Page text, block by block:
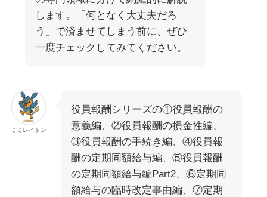
します。「何となく大丈夫だろ
う」で済ませてしまう前に、ぜひ
一度チェックしてみてください。
ミミレイドン
役員報酬シリーズの①役員報酬の
意義編、②役員報酬の損金性編、
③役員報酬の手続き編、④役員報
酬の定期同額給与編、⑤役員報酬
の定期同額給与編Part2、⑥定期同
額給与の臨時改定事由編、⑦定期